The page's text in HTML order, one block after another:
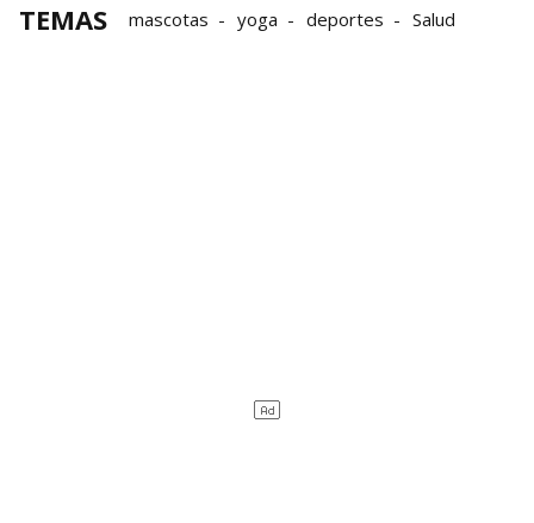
TEMAS mascotas yoga deportes Salud